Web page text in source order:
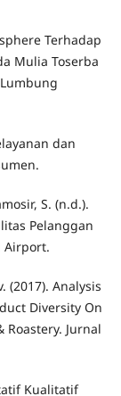
Terhadap
Mulia Toserba
dan
S. (n.d.).
Pelanggan
Airport.
(2017). Analysis
Diversity On
Roastery. Jurnal
Kualitatif